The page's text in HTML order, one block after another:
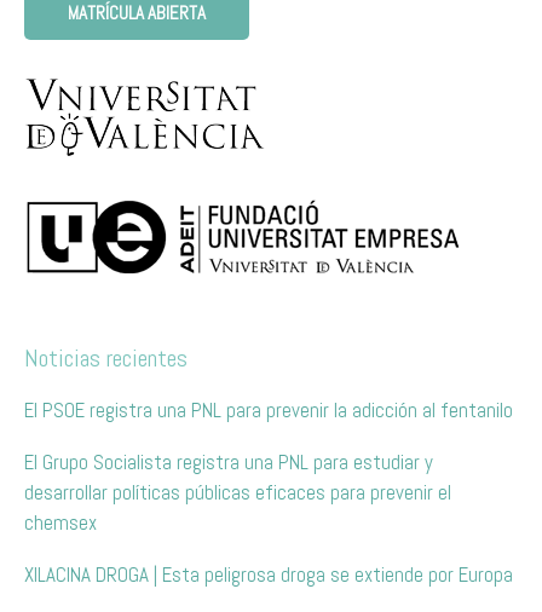
MATRÍCULA ABIERTA
Noticias recientes
El PSOE registra una PNL para prevenir la adicción al fentanilo
El Grupo Socialista registra una PNL para estudiar y
desarrollar políticas públicas eficaces para prevenir el
chemsex
XILACINA DROGA | Esta peligrosa droga se extiende por Europa